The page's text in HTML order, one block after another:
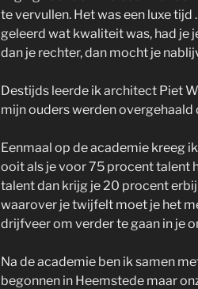
te vervullen. Het was een luxe tijd
geleerd wat kwaliteit was, had je
dan je rechter, dan mocht je
Destijds leerde ik architect Piet
mijn ouders werden
Eenmaal op de academie kreeg
ooit als je voor 75 procent talent
talent dan krijg je 20 procent
waarover je twijfelt moet je het
drijfveer om verder te gaan in je
Na de academie ben ik samen
begonnen in Heemstede maar